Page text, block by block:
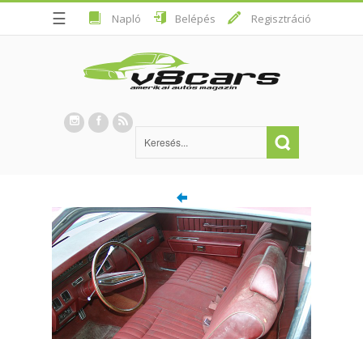
☰ Napló Belépés Regisztráció